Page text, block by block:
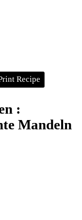
Recipe
:
Mandeln